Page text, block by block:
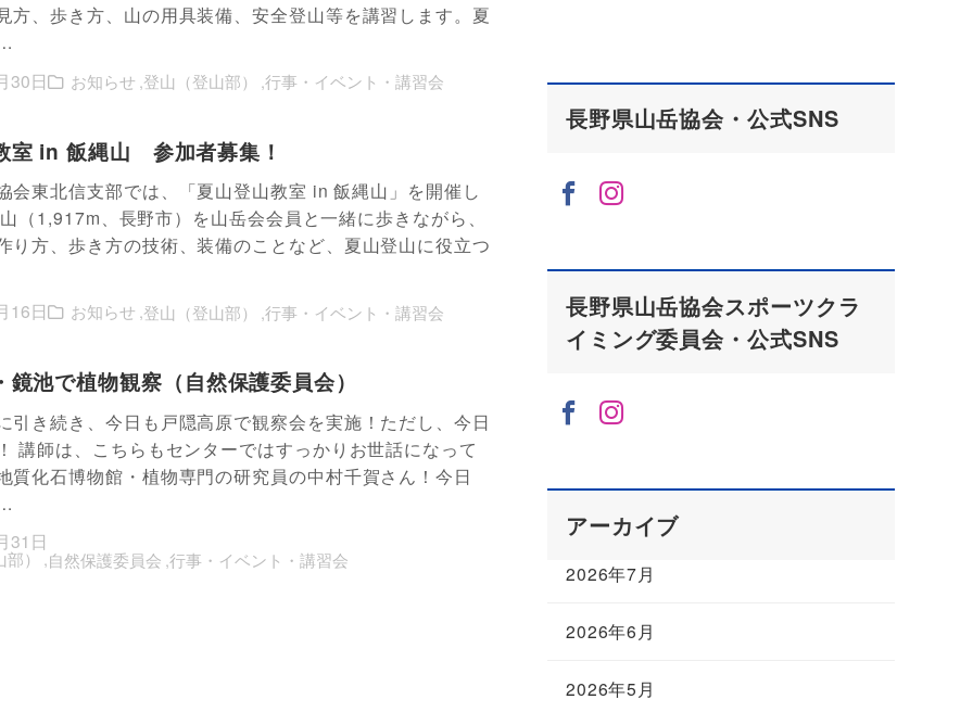
方、歩き方、山の用具装備、安全登山等を講習します。夏
30日
お知らせ 登山（登山部） 行事・イベント・講習会
室 in 飯縄山 参加者募集！
会東北信支部では、「夏山登山教室 in 飯縄山」を開催し
（1,917m、長野市）を山岳会会員と一緒に歩きながら、
り方、歩き方の技術、装備のことなど、夏山登山に役立つ
16日 お知らせ 登山（登山部） 行事・イベント・講習会
鏡池で植物観察（自然保護委員会）
引き続き、今日も戸隠高原で観察会を実施！ただし、今日
講師は、こちらもセンターではすっかりお世話になって
質化石博物館・植物専門の研究員の中村千賀さん！今日
31日
） 自然保護委員会 行事・イベント・講習会
長野県山岳協会・公式SNS
長野県山岳協会スポーツクラ
イミング委員会・公式SNS
アーカイブ
2026年7月
2026年6月
2026年5月